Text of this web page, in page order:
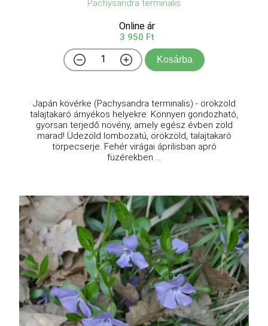
Pachysandra terminalis
Online ár
3 950 Ft
Kosárba
Japán kövérke (Pachysandra terminalis) - örökzöld
talajtakaró árnyékos helyekre. Könnyen gondozható,
gyorsan terjedő növény, amely egész évben zöld
marad! Üdezöld lombozatú, örökzöld, talajtakaró
törpecserje. Fehér virágai áprilisban apró
füzérekben ...